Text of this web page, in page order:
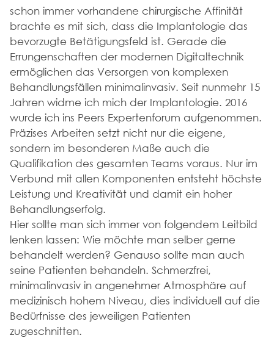
PARODONTITIS
ZAHNERSATZ
WURZELBEHANDLUNG
FÜLLUNGEN
PRAXISLABOR
KOSTEN-ERSTATTUNG
DIGITALE ZAHNMEDIZIN
LASERBEHANDLUNG
ZAHNIMPLANTATE
DIGITALE IMPLANTATPLANUNG
KNOCHENAUFBAU
BILDER
BLOG
FAQ
schon immer vorhandene chirurgische Affinität
brachte es mit sich, dass die Implantologie das
bevorzugte Betätigungsfeld ist. Gerade die
Errungenschaften der modernen Digitaltechnik
ermöglichen das Versorgen von komplexen
Behandlungsfällen minimalinvasiv. Seit nunmehr 15
Jahren widme ich mich der Implantologie. 2016
wurde ich ins Peers Expertenforum aufgenommen.
Präzises Arbeiten setzt nicht nur die eigene,
sondern im besonderen Maße auch die
Qualifikation des gesamten Teams voraus. Nur im
Verbund mit allen Komponenten entsteht höchste
Leistung und Kreativität und damit ein hoher
Behandlungserfolg.
Hier sollte man sich immer von folgendem Leitbild
lenken lassen: Wie möchte man selber gerne
behandelt werden? Genauso sollte man auch
seine Patienten behandeln. Schmerzfrei,
minimalinvasiv in angenehmer Atmosphäre auf
medizinisch hohem Niveau, dies individuell auf die
Bedürfnisse des jeweiligen Patienten
zugeschnitten.